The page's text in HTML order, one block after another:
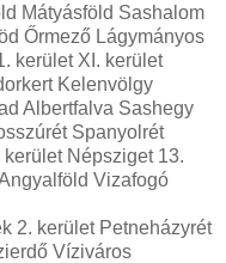
Mátyásföld Sashalom
Őrmező Lágymányos
kerület XI. kerület
Kelenvölgy
Albertfalva Sashegy
Spanyolrét
Népsziget 13.
Vizafogó
2. kerület Petneházyrét
Víziváros